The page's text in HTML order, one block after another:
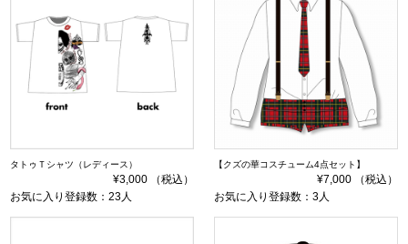
タトゥＴシャツ（レディース）
¥3,000 （税込）
お気に入り登録数：23人
【クズの華コスチューム4点セット】
¥7,000 （税込）
お気に入り登録数：3人